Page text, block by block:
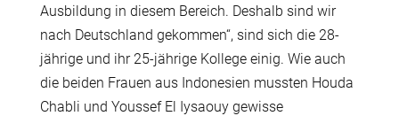
Ausbildung in diesem Bereich. Deshalb sind wir
nach Deutschland gekommen“, sind sich die 28-
jährige und ihr 25-jährige Kollege einig. Wie auch
die beiden Frauen aus Indonesien mussten Houda
Chabli und Youssef El Iysaouy gewisse